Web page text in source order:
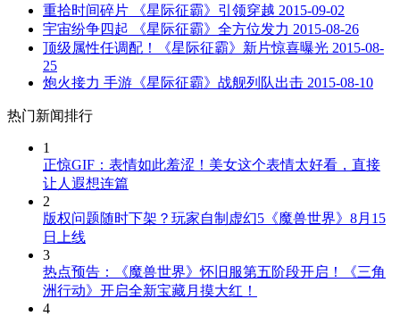
重拾时间碎片 《星际征霸》引领穿越 2015-09-02
宇宙纷争四起 《星际征霸》全方位发力 2015-08-26
顶级属性任调配！《星际征霸》新片惊喜曝光 2015-08-
25
炮火接力 手游《星际征霸》战舰列队出击 2015-08-10
热门新闻排行
1
正惊GIF：表情如此羞涩！美女这个表情太好看，直接
让人遐想连篇
2
版权问题随时下架？玩家自制虚幻5《魔兽世界》8月15
日上线
3
热点预告：《魔兽世界》怀旧服第五阶段开启！《三角
洲行动》开启全新宝藏月摸大红！
4